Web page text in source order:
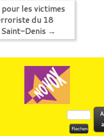
les victimes
du 18
Denis →
Rechercher :